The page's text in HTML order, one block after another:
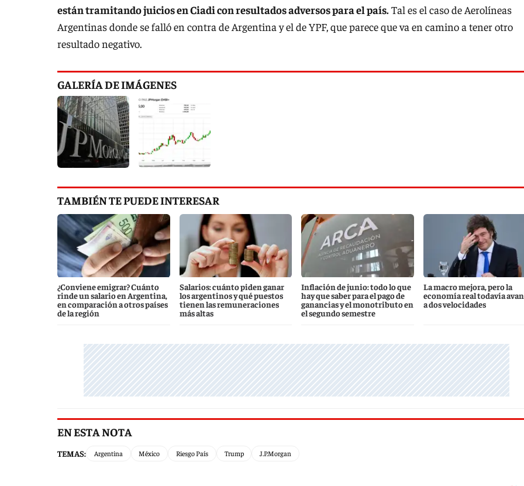
están tramitando juicios en Ciadi con resultados adversos para el país. Tal es el caso de Aerolíneas
Argentinas donde se falló en contra de Argentina y el de YPF, que parece que va en camino a tener otro
resultado negativo.
GALERÍA DE IMÁGENES
TAMBIÉN TE PUEDE INTERESAR
¿Conviene emigrar? Cuánto
rinde un salario en Argentina,
en comparación a otros países
de la región
Salarios: cuánto piden ganar
los argentinos y qué puestos
tienen las remuneraciones
más altas
Inflación de junio: todo lo que
hay que saber para el pago de
ganancias y el monotributo en
el segundo semestre
La macro mejora, pero la
economía real todavía
a dos velocidades
EN ESTA NOTA
TEMAS: Argentina México Riesgo País Trump J.P.Morgan